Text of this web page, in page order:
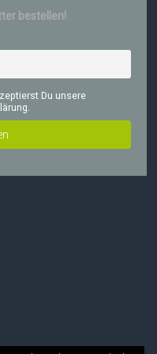
bestellen!
Du unsere